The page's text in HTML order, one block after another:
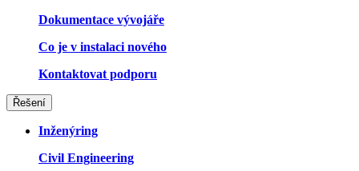
Dokumentace vývojáře
Co je v instalaci nového
Kontaktovat podporu
Řešení
Inženýring
Civil Engineering